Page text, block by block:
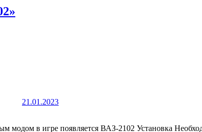
21.01.2023
модом в игре появляется ВАЗ-2102 Установка